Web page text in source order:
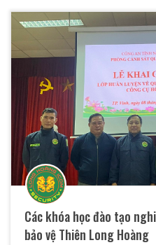
sẽ giới thiệu cho các bạn
cấp dịch vụ bảo vệ được
tưởng lựa chọn.
Các khóa học đào tạo
bảo vệ Thiên Long Hoàng